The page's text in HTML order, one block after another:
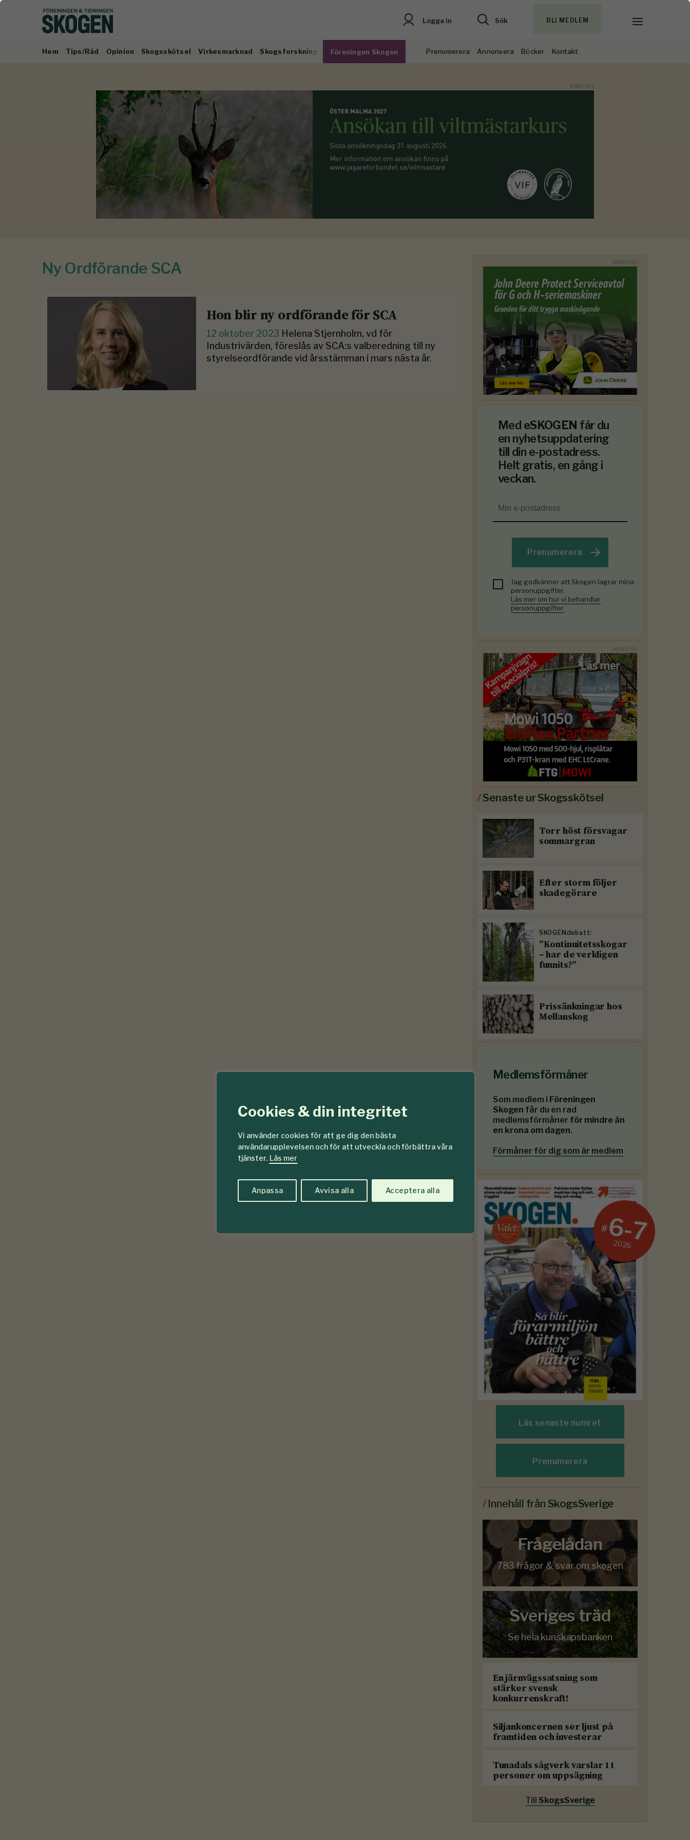
Cookies & din integritet
Vi använder cookies för att ge dig den bästa
användarupplevelsen och för att utveckla och förbättra våra
tjänster. Läs mer
Anpassa Avvisa alla Acceptera alla
Logga in Sök BLI MEDLEM
Hem Tips/Råd Opinion Skogsskötsel Virkesmarknad Skogsforskning Föreningen Skogen Prenumerera Annonsera Böcker Kontakt
Ny Ordförande SCA
Hon blir ny ordförande för SCA
12 oktober 2023 Helena Stjernholm, vd för
Industrivärden, föreslås av SCA:s valberedning till ny
styrelseordförande vid årsstämman i mars nästa år.
Med eSKOGEN får du
en nyhetsuppdatering
till din e-postadress.
Helt gratis, en gång i
veckan.
Prenumerera
Jag godkänner att Skogen lagrar mina
personuppgifter.
Läs mer om hur vi behandlar
personuppgifter
/Senaste ur Skogsskötsel
Torr höst försvagar
sommargran
Efter storm följer
skadegörare
SKOGENdebatt:
”Kontinuitetsskogar
– har de verkligen
funnits?”
Prissänkningar hos
Mellanskog
Medlemsförmåner
Som medlem i Föreningen
Skogen får du en rad
medlemsförmåner för mindre än
en krona om dagen.
Förmåner för dig som är medlem
#6-7
2026
Läs senaste numret
Prenumerera
/ Innehåll från SkogsSverige
Frågelådan
783 frågor & svar om skogen
Sveriges träd
Se hela kunskapsbanken
En järnvägssatsning som
stärker svensk
konkurrenskraft!
Siljankoncernen ser ljust på
framtiden och investerar
Tunadals sågverk varslar 11
personer om uppsägning
Till SkogsSverige